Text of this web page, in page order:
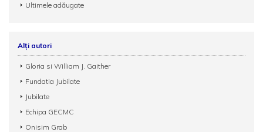
Ultimele adăugate
Alți autori
Gloria si William J. Gaither
Fundatia Jubilate
Jubilate
Echipa GECMC
Onisim Grab